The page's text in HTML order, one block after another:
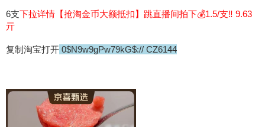
6支下拉详情【抢淘金币大额抵扣】跳直播间拍下💰1.5/支‼️ 9.63
亓
复制淘宝打开 0$N9w9gPw79kG$:// CZ6144